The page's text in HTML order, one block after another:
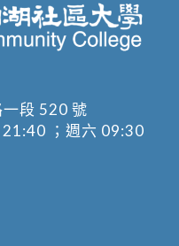
段 520 號
；週六 09:30